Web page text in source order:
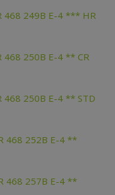
468 249B E-4 *** HR
468 250B E-4 ** CR
468 250B E-4 ** STD
468 252B E-4 **
468 257B E-4 **